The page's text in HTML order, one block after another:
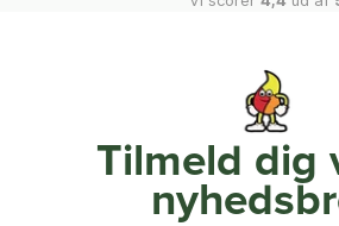
Tilmeld dig